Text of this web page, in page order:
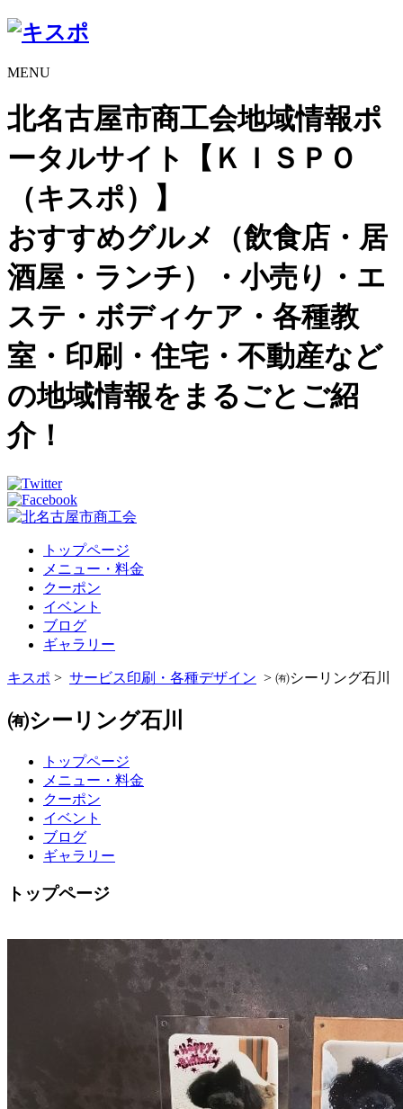
MENU
北名古屋市商工会地域情報ポ
ータルサイト【ＫＩＳＰＯ
（キスポ）】
おすすめグルメ（飲食店・居
酒屋・ランチ）・小売り・エ
ステ・ボディケア・各種教
室・印刷・住宅・不動産など
の地域情報をまるごとご紹
介！
トップページ
メニュー・料金
クーポン
イベント
ブログ
ギャラリー
キスポ > サービス印刷・各種デザイン > ㈲シーリング石川
㈲シーリング石川
トップページ
メニュー・料金
クーポン
イベント
ブログ
ギャラリー
トップページ